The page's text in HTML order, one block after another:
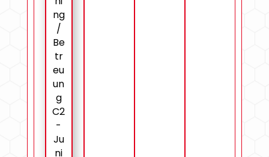
ng
/
Be
tr
eu
un
g
C2
-
Ju
ni